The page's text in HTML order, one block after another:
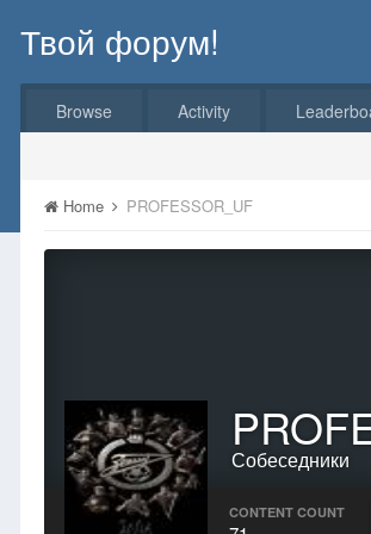
Твой форум!
Browse Activity
Home PROFESSOR_UF
Собеседники
CONTENT COUNT